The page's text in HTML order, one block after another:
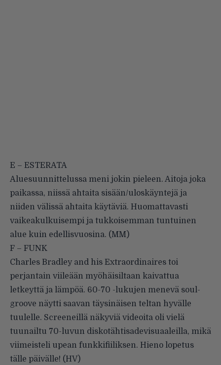
E – ESTERATA
Aluesuunnittelussa meni jokin pieleen. Aitoja joka
paikassa, niissä ahtaita sisään/uloskäyntejä ja
niiden välissä ahtaita käytäviä. Huomattavasti
vaikeakulkuisempi ja tukkoisemman tuntuinen
alue kuin edellisvuosina. (MM)
F – FUNK
Charles Bradley and his Extraordinaires toi
perjantain viileään myöhäisiltaan kaivattua
letkeyttä ja lämpöä. 60-70 -lukujen menevä soul-
groove näytti saavan täysinäisen teltan hyvälle
tuulelle. Screeneillä näkyviä videoita oli vielä
tuunailtu 70-luvun diskotähtisadevisuaaleilla, mikä
viimeisteli upean funkkifiiliksen. Hieno lopetus
tälle päivälle! (HV)